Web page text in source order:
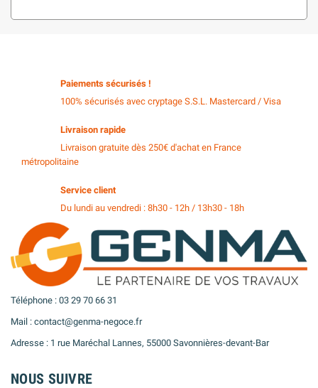
Paiements sécurisés !
100% sécurisés avec cryptage S.S.L. Mastercard / Visa
Livraison rapide
Livraison gratuite dès 250€ d'achat en France
métropolitaine
Service client
Du lundi au vendredi : 8h30 - 12h / 13h30 - 18h
Téléphone : 03 29 70 66 31
Mail : contact@genma-negoce.fr
Adresse : 1 rue Maréchal Lannes, 55000 Savonnières-devant-Bar
NOUS SUIVRE